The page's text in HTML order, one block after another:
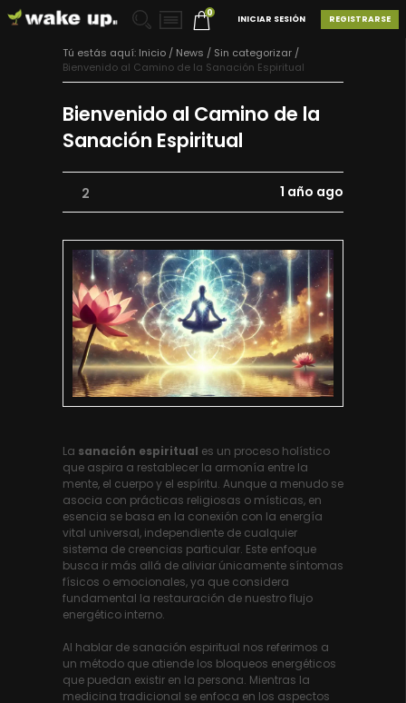
0
REGISTRARSE
INICIAR SESIÓN
Tú estás aquí: Inicio/ News / Sin categorizar/
Bienvenido al Camino de la Sanación Espiritual
Bienvenido al Camino de la
Sanación Espiritual
2 1 año ago
La sanación espiritual es un proceso holístico
que aspira a restablecer la armonía entre la
mente, el cuerpo y el espíritu. Aunque a menudo se
asocia con prácticas religiosas o místicas, en
esencia se basa en la conexión con la energía
vital universal, independiente de cualquier
sistema de creencias particular. Este enfoque
busca ir más allá de aliviar únicamente síntomas
físicos o emocionales, ya que considera
fundamental la restauración de nuestro flujo
energético interno.
Al hablar de sanación espiritual nos referimos a
un método que atiende los bloqueos energéticos
que puedan existir en la persona. Mientras la
medicina tradicional se enfoca en los aspectos